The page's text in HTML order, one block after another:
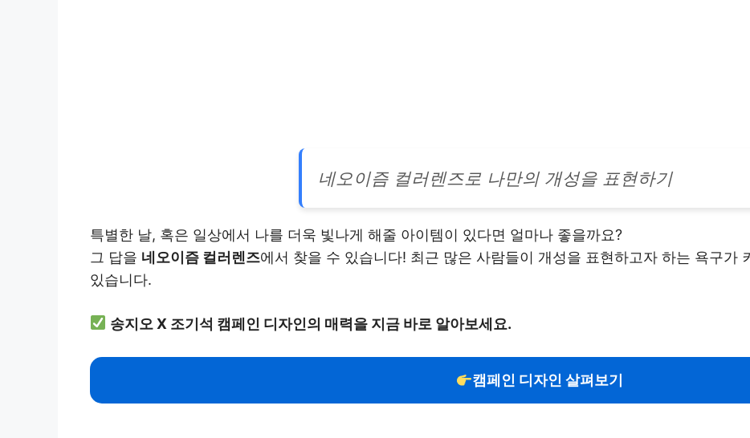
네오이즘 컬러렌즈로 나만의 개성을 표현하기
특별한 날, 혹은 일상에서 나를 더욱 빛나게 해줄 아이템이 있다면 얼마나 좋을까요?
그 답을 네오이즘 컬러렌즈에서 찾을 수 있습니다! 최근 많은 사람들이 개성을 표현하고자 하는 욕구가
있습니다.
송지오 X 조기석 캠페인 디자인의 매력을 지금 바로 알아보세요.
캠페인 디자인 살펴보기